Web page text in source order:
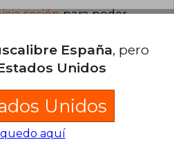
sesiónpara poder
96% (90)
3% (3)
1% (1)
0% (0)
España, pero
Unidos
Unidos
quedo aquí